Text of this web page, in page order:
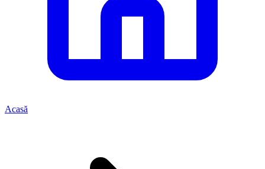
Acasă